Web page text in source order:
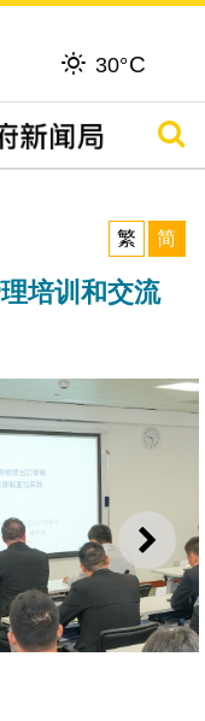
30°C
搜寻
繁
简
培训和交流
下一